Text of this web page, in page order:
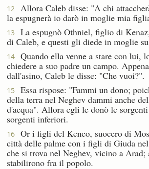
12
Allora Caleb disse: "A chi
la espugnerà io darò in moglie mia
13
La espugnò Othniel, figlio di
di Caleb, e questi gli diede in moglie
14
Quando ella venne a stare con lui,
chiedere a suo padre un campo.
dall'asino, Caleb le disse: "Che vuoi?".
15
Essa rispose: "Fammi un dono;
della terra nel Neghev dammi anche
d'acqua". Allora egli le donò le
sorgenti inferiori.
16
Or i figli del Keneo, suocero di
città delle palme con i figli di Giuda
che si trova nel Neghev, vicino a Arad;
stabilirono fra il popolo.